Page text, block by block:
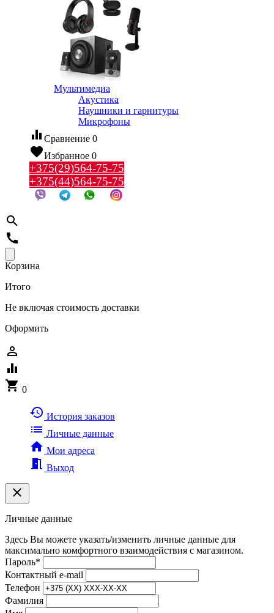
Мультимедиа
Акустика
Наушники и гарнитуры
Микрофоны
equalizer Сравнение 0
favoriteИзбранное 0
+375(29)564-75-75
+375(44)564-75-75
search
call
Корзина
Итого
Не включая стоимость доставки
Оформить
person_outline
equalizer
shopping_cart 0
history История заказов
list Личные данные
home Мои адреса
meeting_room Выход
clear
Личные данные
Здесь Вы можете указать/изменить личные данные для
максимально комфортного взаимодействия с магазином.
Пароль*
Контактный e-mail
Телефон
Фамилия